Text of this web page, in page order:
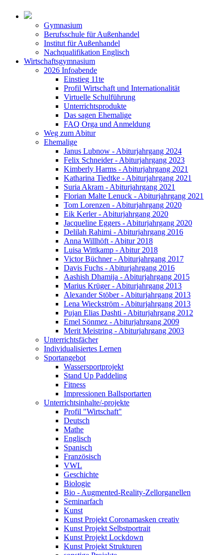
Gymnasium
Berufsschule für Außenhandel
Institut für Außenhandel
Nachqualifikation Englisch
Wirtschaftsgymnasium
2026 Infoabende
Einstieg 11te
Profil Wirtschaft und Internationalität
Virtuelle Schulführung
Unterrichtsprodukte
Das sagen Ehemalige
FAQ Orga und Anmeldung
Weg zum Abitur
Ehemalige
Janus Lubnow - Abiturjahrgang 2024
Felix Schneider - Abiturjahrgang 2023
Kimberly Harms - Abiturjahrgang 2021
Katharina Tiedtke - Abiturjahrgang 2021
Suria Akram - Abiturjahrgang 2021
Florian Malte Lenuck - Abiturjahrgang 2021
Tom Lorenzen - Abiturjahrgang 2020
Eik Kerler - Abiturjahrgang 2020
Jacqueline Eggers - Abiturjahrgang 2020
Delilah Rahimi - Abiturjahrgang 2016
Anna Willhöft - Abitur 2018
Luisa Wittkamp - Abitur 2018
Victor Büchner - Abiturjahrgang 2017
Davis Fuchs - Abiturjahrgang 2016
Aashish Dhamija - Abiturjahrgang 2015
Marius Krüger - Abiturjahrgang 2013
Alexander Stöber - Abiturjahrgang 2013
Lena Wieckström - Abiturjahrgang 2013
Pujan Elias Dashti - Abiturjahrgang 2012
Emel Sönmez - Abiturjahrgang 2009
Merit Meistring - Abiturjahrgang 2003
Unterrichtsfächer
Individualisiertes Lernen
Sportangebot
Wassersportprojekt
Stand Up Paddeling
Fitness
Impressionen Ballsportarten
Unterrichtsinhalte/-projekte
Profil "Wirtschaft"
Deutsch
Mathe
Englisch
Spanisch
Französisch
VWL
Geschichte
Biologie
Bio - Augmented-Reality-Zellorganellen
Seminarfach
Kunst
Kunst Projekt Coronamasken creativ
Kunst Projekt Selbstportrait
Kunst Projekt Lockdown
Kunst Projekt Strukturen